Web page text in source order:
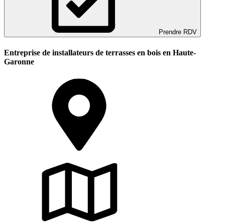
Prendre RDV
Entreprise de installateurs de terrasses en bois en Haute-
Garonne